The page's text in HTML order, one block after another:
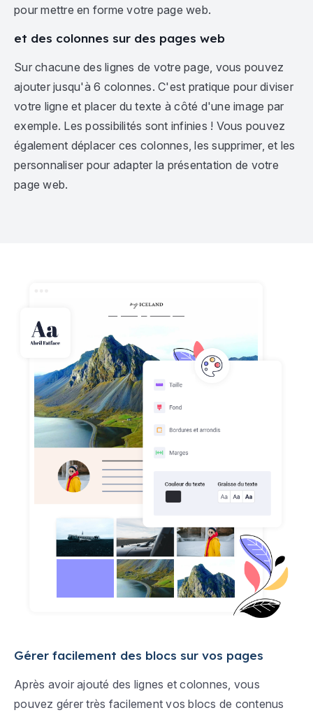
pour mettre en forme votre page web.
et des colonnes sur des pages web
Sur chacune des lignes de votre page, vous pouvez
ajouter jusqu'à 6 colonnes. C'est pratique pour diviser
votre ligne et placer du texte à côté d'une image par
exemple. Les possibilités sont infinies ! Vous pouvez
également déplacer ces colonnes, les supprimer, et les
personnaliser pour adapter la présentation de votre
page web.
Gérer facilement des blocs sur vos pages
Après avoir ajouté des lignes et colonnes, vous
pouvez gérer très facilement vos blocs de contenus